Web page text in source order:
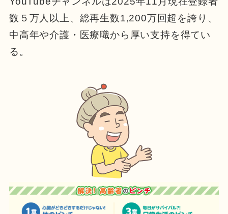
数５万人以上、総再生数1,200万回超を誇り、
中高年や介護・医療職から厚い支持を得てい
る。